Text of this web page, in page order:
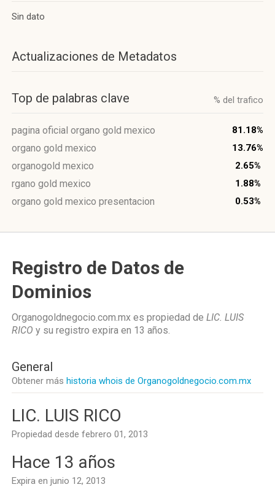
Sin dato
Actualizaciones de Metadatos
Top de palabras clave % del trafico
pagina oficial organo gold mexico 81.18%
organo gold mexico 13.76%
organogold mexico 2.65%
rgano gold mexico 1.88%
organo gold mexico presentacion 0.53%
Registro de Datos de
Dominios
Organogoldnegocio.com.mx es propiedad de LIC. LUIS
RICO y su registro expira en 13 años.
General
Obtener más historia whois de Organogoldnegocio.com.mx
LIC. LUIS RICO
Propiedad desde febrero 01, 2013
Hace 13 años
Expira en junio 12, 2013